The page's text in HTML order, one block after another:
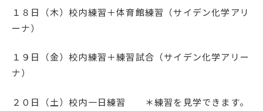
１８日（木）校内練習＋体育館練習（サイデン化学アリ
ーナ）
１９日（金）校内練習＋練習試合（サイデン化学アリー
ナ）
２０日（土）校内一日練習 ＊練習を見学できます。